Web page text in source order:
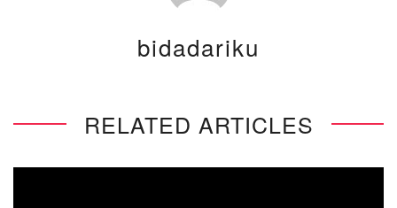
bidadariku
RELATED ARTICLES